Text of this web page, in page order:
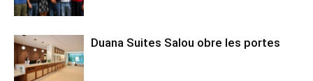
Duana Suites Salou obre les portes